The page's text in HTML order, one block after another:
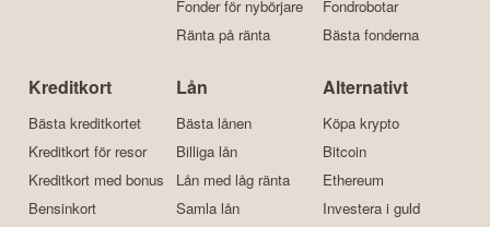
Fonder för nybörjare
Ränta på ränta
Fondrobotar
Bästa fonderna
Kreditkort
Bästa kreditkortet
Kreditkort för resor
Kreditkort med bonus
Bensinkort
Lån
Bästa lånen
Billiga lån
Lån med låg ränta
Samla lån
Alternativt
Köpa krypto
Bitcoin
Ethereum
Investera i guld